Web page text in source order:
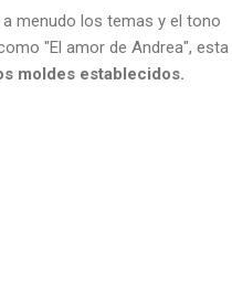
menudo los temas y el tono
"El amor de Andrea", esta
moldes establecidos.